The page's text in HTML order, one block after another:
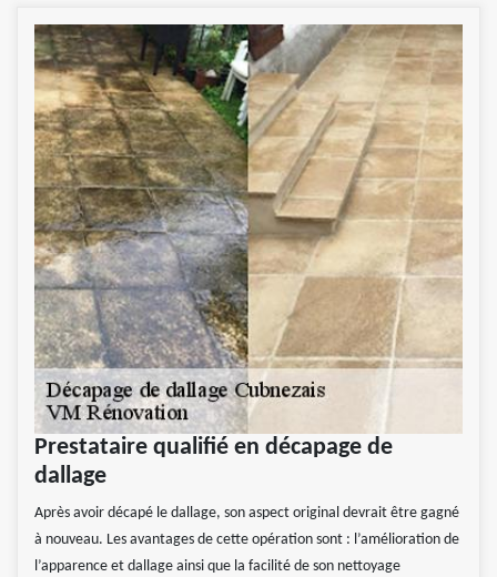
Prestataire qualifié en décapage de
dallage
Après avoir décapé le dallage, son aspect original devrait être gagné
à nouveau. Les avantages de cette opération sont : l’amélioration de
l’apparence et dallage ainsi que la facilité de son nettoyage